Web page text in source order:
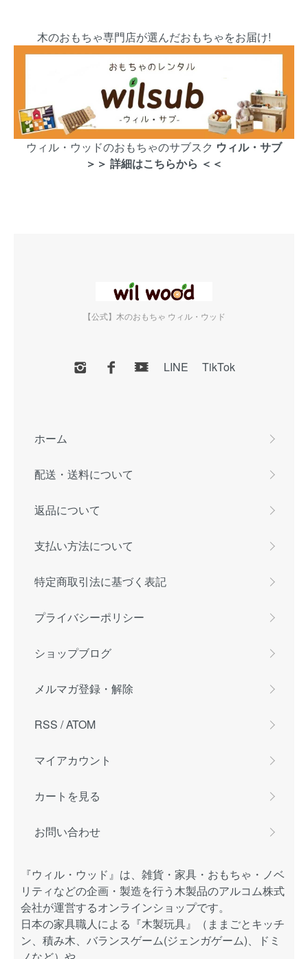
木のおもちゃ専門店が選んだおもちゃをお届け!
ウィル・ウッドのおもちゃのサブスク ウィル・サブ
＞＞ 詳細はこちらから ＜＜
【公式】木のおもちゃ ウィル・ウッド
LINE TikTok
ホーム
配送・送料について
返品について
支払い方法について
特定商取引法に基づく表記
プライバシーポリシー
ショップブログ
メルマガ登録・解除
RSS /ATOM
マイアカウント
カートを見る
お問い合わせ
『ウィル・ウッド』は、雑貨・家具・おもちゃ・ノベ
リティなどの企画・製造を行う木製品のアルコム株式
会社が運営するオンラインショップです。
日本の家具職人による『木製玩具』（ままごとキッチ
ン、積み木、バランスゲーム(ジェンガゲーム)、ドミ